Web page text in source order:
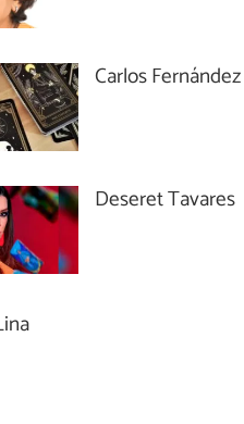
Carlos
Deseret Tavares